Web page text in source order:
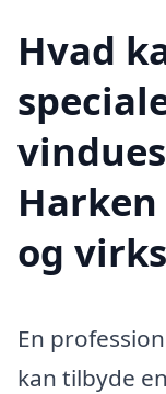
Hvad
og
En
kan tilbyde